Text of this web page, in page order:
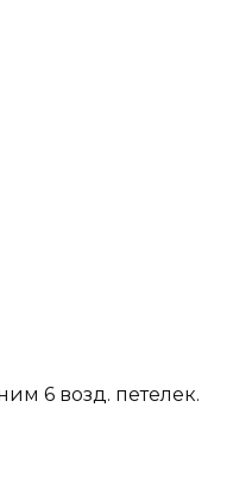
6 возд. петелек.